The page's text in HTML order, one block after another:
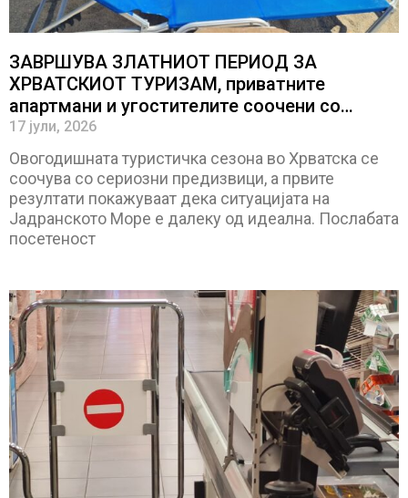
ЗАВРШУВА ЗЛАТНИОТ ПЕРИОД ЗА
ХРВАТСКИОТ ТУРИЗАМ, приватните
апартмани и угостителите соочени со
помалку гости поради високите цени
17 јули, 2026
Овогодишната туристичка сезона во Хрватска се
соочува со сериозни предизвици, а првите
резултати покажуваат дека ситуацијата на
Јадранското Море е далеку од идеална. Послабата
посетеност